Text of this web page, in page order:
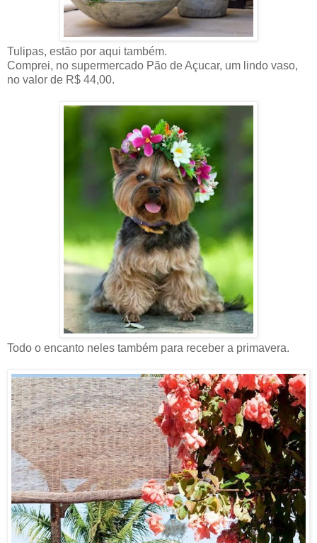
Tulipas, estão por aqui também.
Comprei, no supermercado Pão de Açucar, um lindo vaso,
no valor de R$ 44,00.
Todo o encanto neles também para receber a primavera.